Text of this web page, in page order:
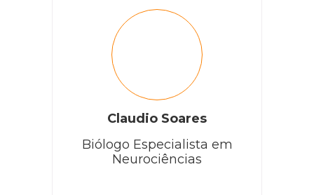
Claudio Soares
Biólogo Especialista em
Neurociências